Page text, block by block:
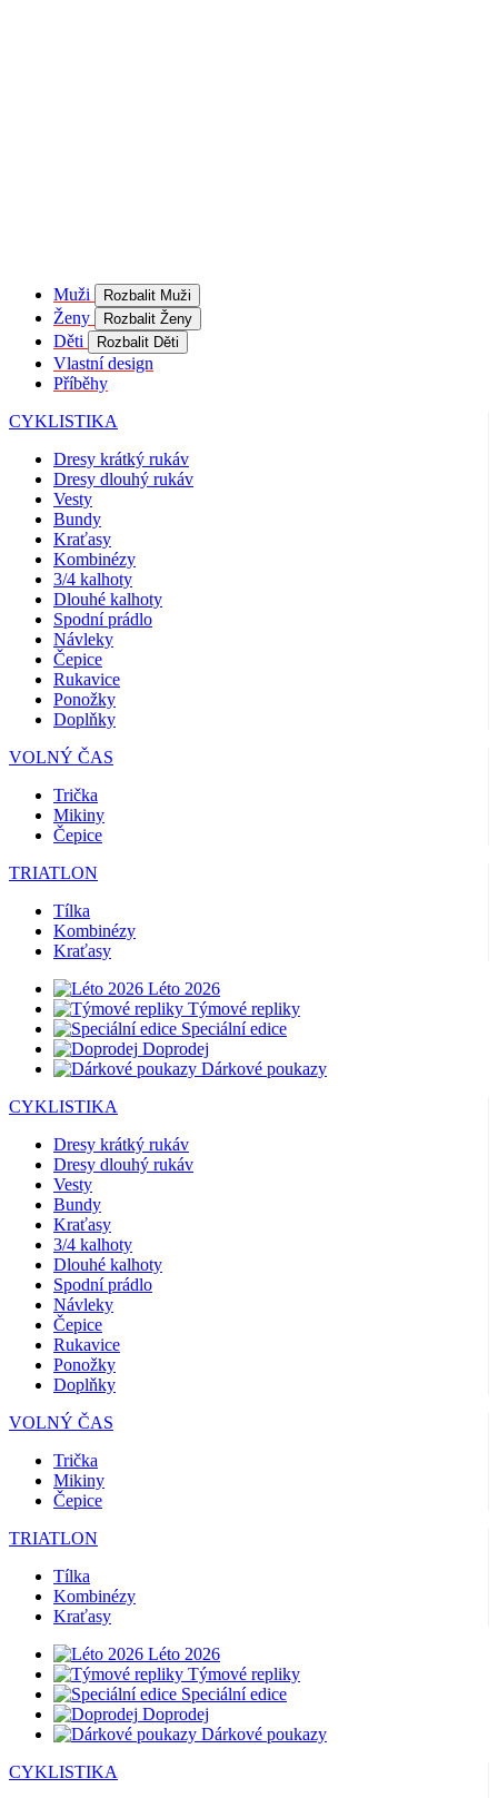
Muži Rozbalit Muži
Ženy Rozbalit Ženy
Děti Rozbalit Děti
Vlastní design
Příběhy
CYKLISTIKA
Dresy krátký rukáv
Dresy dlouhý rukáv
Vesty
Bundy
Kraťasy
Kombinézy
3/4 kalhoty
Dlouhé kalhoty
Spodní prádlo
Návleky
Čepice
Rukavice
Ponožky
Doplňky
VOLNÝ ČAS
Trička
Mikiny
Čepice
TRIATLON
Tílka
Kombinézy
Kraťasy
Léto 2026
Týmové repliky
Speciální edice
Doprodej
Dárkové poukazy
CYKLISTIKA
Dresy krátký rukáv
Dresy dlouhý rukáv
Vesty
Bundy
Kraťasy
3/4 kalhoty
Dlouhé kalhoty
Spodní prádlo
Návleky
Čepice
Rukavice
Ponožky
Doplňky
VOLNÝ ČAS
Trička
Mikiny
Čepice
TRIATLON
Tílka
Kombinézy
Kraťasy
Léto 2026
Týmové repliky
Speciální edice
Doprodej
Dárkové poukazy
CYKLISTIKA